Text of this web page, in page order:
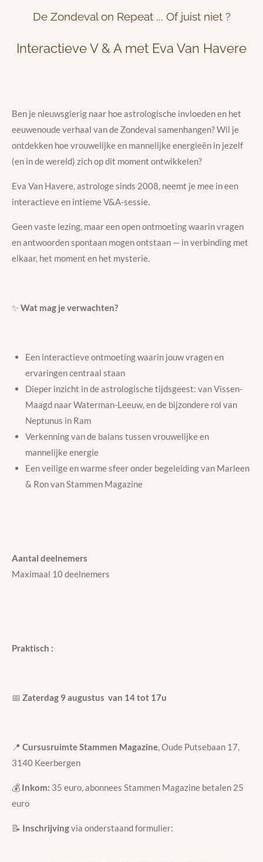
De Zondeval on Repeat ... Of juist niet ?
Interactieve V & A met Eva Van Havere
Ben je nieuwsgierig naar hoe astrologische invloeden en het
eeuwenoude verhaal van de Zondeval samenhangen? Wil je
ontdekken hoe vrouwelijke en mannelijke energieën in jezelf
(en in de wereld) zich op dit moment ontwikkelen?
Eva Van Havere, astrologe sinds 2008, neemt je mee in een
interactieve en intieme V&A-sessie.
Geen vaste lezing, maar een open ontmoeting waarin vragen
en antwoorden spontaan mogen ontstaan — in verbinding met
elkaar, het moment en het mysterie.
✨Wat mag je verwachten?
Een interactieve ontmoeting waarin jouw vragen en
ervaringen centraal staan
Dieper inzicht in de astrologische tijdsgeest: van Vissen-
Maagd naar Waterman-Leeuw, en de bijzondere rol van
Neptunus in Ram
Verkenning van de balans tussen vrouwelijke en
mannelijke energie
Een veilige en warme sfeer onder begeleiding van Marleen
& Ron van Stammen Magazine
Aantal deelnemers
Maximaal 10 deelnemers
Praktisch :
📅 Zaterdag 9 augustus van 14 tot 17u
📍 Cursusruimte Stammen Magazine , Oude Putsebaan 17,
3140 Keerbergen
💰 Inkom: 35 euro, abonnees Stammen Magazine betalen 25
euro
📝 Inschrijvingvia onderstaand formulier: